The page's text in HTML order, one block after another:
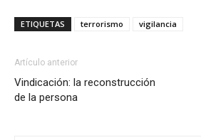
ETIQUETAS terrorismo vigilancia
Artículo anterior
Vindicación: la reconstrucción
de la persona